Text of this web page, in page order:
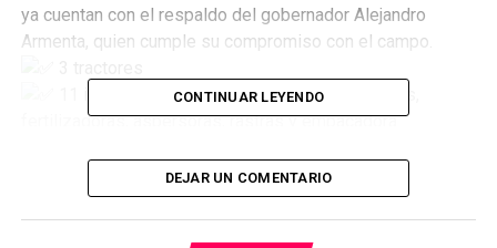
ya cuentan con el respaldo del gobernador Alejandro
Armenta, quien cumple su compromiso con el campo.
11 implementos agrícolas como sembradoras,
fertilizadoras, aspersoras, rastras y empacadora…
Desde la delegación Ciudad Serdán, este apoyo llegará
directamente a Esperanza, Chalchicomula de Sesma, San
Juan Atenco, Atzizintla, General Felipe Ángeles y más.
CONTINUAR LEYENDO
DEJAR UN COMENTARIO